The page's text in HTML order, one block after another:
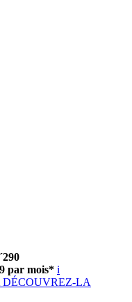
par mois* i
DÉCOUVREZ-LA